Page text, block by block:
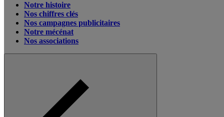
Notre histoire
Nos chiffres clés
Nos campagnes publicitaires
Notre mécénat
Nos associations